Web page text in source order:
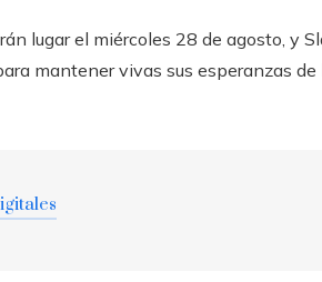
lugar el miércoles 28 de agosto, y
mantener vivas sus esperanzas